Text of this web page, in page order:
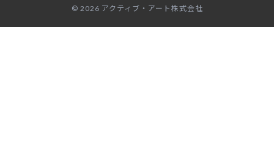
© 2026 アクティブ・アート株式会社